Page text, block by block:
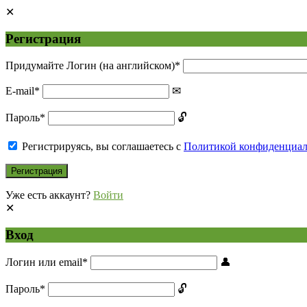
Регистрация
Придумайте Логин (на английском)*
E-mail*
Пароль*
Регистрируясь, вы соглашаетесь с Политикой
Уже есть аккаунт? Войти
Вход
Логин или email*
Пароль*